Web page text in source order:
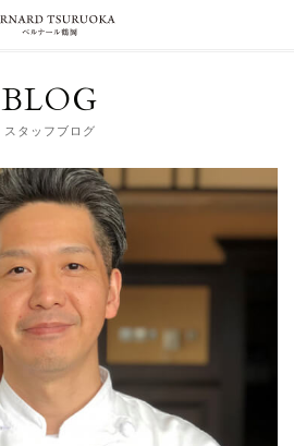
BLOG
スタッフブログ